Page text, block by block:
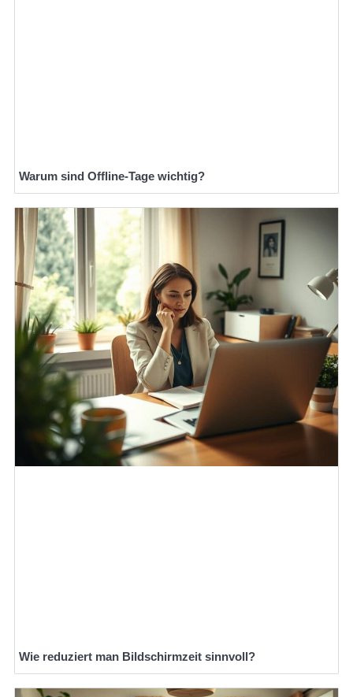
Warum sind Offline-Tage wichtig?
Wie reduziert man Bildschirmzeit sinnvoll?